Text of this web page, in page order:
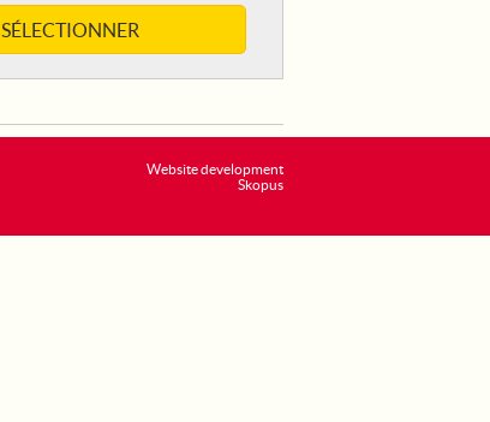
SÉLECTIONNER
Website development
Skopus